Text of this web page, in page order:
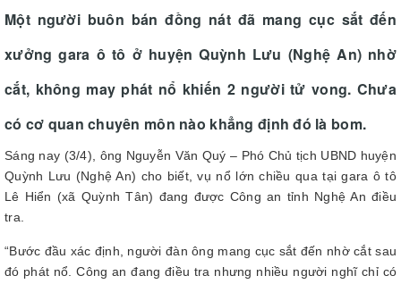
Một người buôn bán đồng nát đã mang cục sắt đến
xưởng gara ô tô ở huyện Quỳnh Lưu (Nghệ An) nhờ
cắt, không may phát nổ khiến 2 người tử vong. Chưa
có cơ quan chuyên môn nào khẳng định đó là bom.
Sáng nay (3/4), ông Nguyễn Văn Quý – Phó Chủ tịch UBND huyện
Quỳnh Lưu (Nghệ An) cho biết, vụ nổ lớn chiều qua tại gara ô tô
Lê Hiển (xã Quỳnh Tân) đang được Công an tỉnh Nghệ An điều
tra.
“Bước đầu xác định, người đàn ông mang cục sắt đến nhờ cắt sau
đó phát nổ. Công an đang điều tra nhưng nhiều người nghĩ chỉ có